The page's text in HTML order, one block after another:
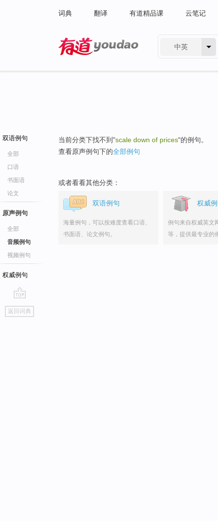
词典 翻译 有道精品课 云笔记
中英
双语例句
全部
口语
书面语
论文
原声例句
全部
音频例句
视频例句
权威例句
go
top
返回词典
当前分类下找不到"scale down of prices"的例句。
查看原声例句下的全部例句
或者看看其他分类：
双语例句
海量例句，可以按难度查看口语、
书面语、论文例句。
权威
例句来自权威英文
等，提供最专业的